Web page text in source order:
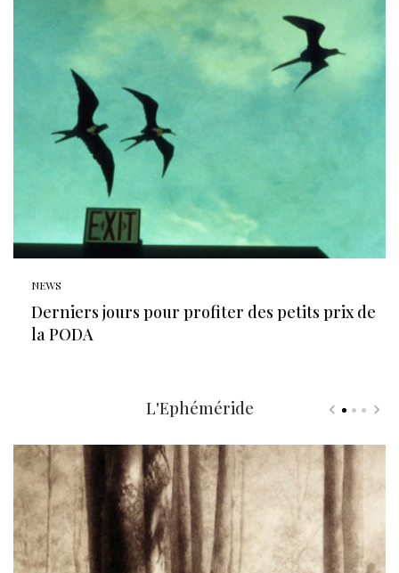
NEWS
Derniers jours pour profiter des petits prix de
la PODA
L'Ephéméride